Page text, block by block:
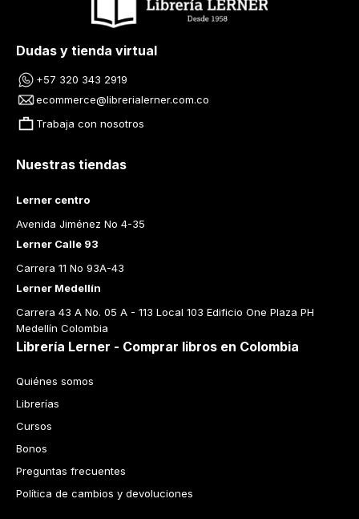
Dudas y tienda virtual
+57 320 343 2919
ecommerce@librerialerner.com.co
Trabaja con nosotros
Nuestras tiendas
Lerner centro
Avenida Jiménez No 4-35
Lerner Calle 93
Carrera 11 No 93A-43
Lerner Medellín
Carrera 43 A No. 05 A - 113 Local 103 Edificio One Plaza PH
Medellín Colombia
Librería Lerner - Comprar libros en Colombia
Quiénes somos
Librerías
Cursos
Bonos
Preguntas frecuentes
Política de cambios y devoluciones